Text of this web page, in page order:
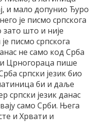
и мало допунио Ђуро
је писмо српскога
зато што и није
писмо српскога
не само код Срба
Црногораца пише
српски језик био
би и даље
српски језик данас
само Срби. Њега
и Хрвати и